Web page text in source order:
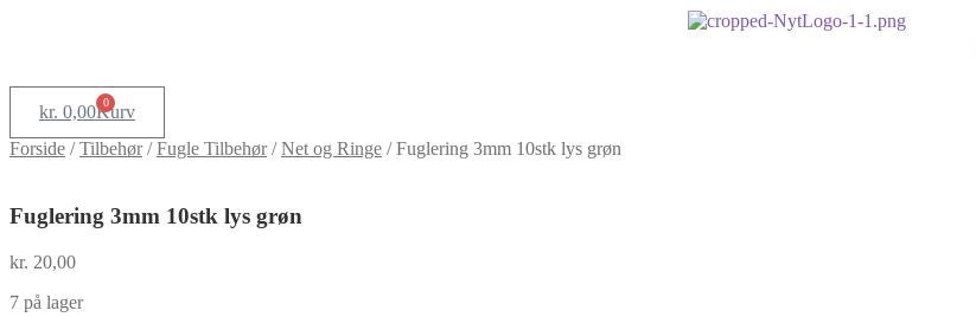
kr. 0,00 0
Kurv
Forside /Tilbehør/Fugle Tilbehør/Net og Ringe /Fuglering 3mm 10stk lys grøn
Fuglering 3mm 10stk lys grøn
kr. 20,00
7 på lager